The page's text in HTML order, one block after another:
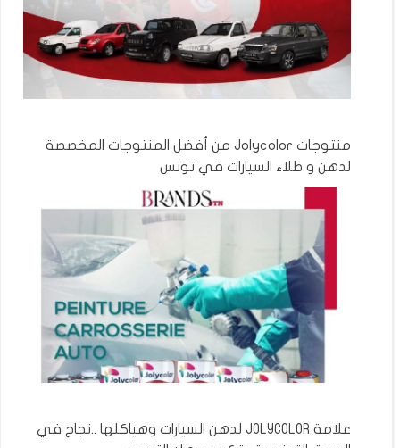
منتوجات Jolycolor من أفضل المنتوجات المخصصة
لدهن و طلاء السيارات في تونس
علامة JOLYCOLOR لدهن السيارات وهياكلها ..نجاح في